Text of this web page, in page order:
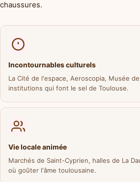
chaussures.
Incontournables culturels
La Cité de l'espace, Aeroscopia, Musée
institutions qui font le sel de Toulouse.
Vie locale animée
Marchés de Saint-Cyprien, halles de La
où goûter l'âme toulousaine.